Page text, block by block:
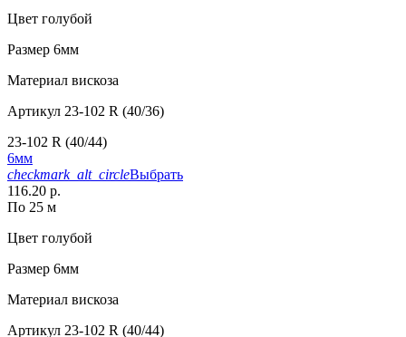
Цвет голубой
Размер 6мм
Материал вискоза
Артикул 23-102 R (40/36)
23-102 R (40/44)
6мм
checkmark_alt_circleВыбрать
116.20 р.
По 25 м
Цвет голубой
Размер 6мм
Материал вискоза
Артикул 23-102 R (40/44)